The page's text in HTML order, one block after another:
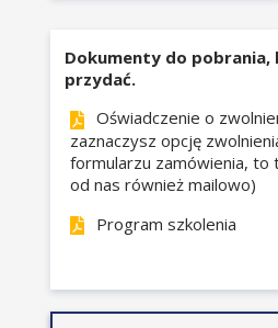
Wstawianie i
formantów.
wejściowy i
Prosta
Dokumenty do pobrania,
przydać.
Oświadczenie o
zaznaczysz opcję
formularzu zamówienia, to
od nas również mailowo)
Program szkolenia